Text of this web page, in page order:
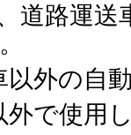
道路運送
以外の自
外で使用